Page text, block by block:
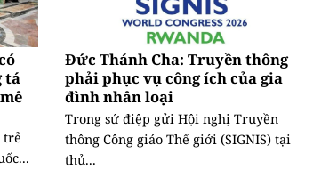
tá
trẻ
Đức Thánh Cha: Truyền thông
phải phục vụ công ích của gia
đình nhân loại
Trong sứ điệp gửi Hội nghị Truyền
thông Công giáo Thế giới (SIGNIS) tại
thủ...